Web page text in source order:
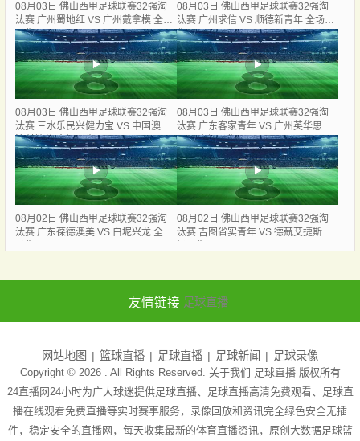
08月03日 佛山西甲足球联赛32强淘
汰赛 广州蜀地红 VS 广州戴拿模 全场
录像
08月03日 佛山西甲足球联赛32强淘
汰赛 广州求信 VS 顺德新青年 全场录
像
08月03日 佛山西甲足球联赛32强淘
汰赛 三水乐民兴健力宝 VS 中国澳门
澳科精英 全场录像
08月03日 佛山西甲足球联赛32强淘
汰赛 广东客家青年 VS 广州英华思力
U17 全场录像
08月02日 佛山西甲足球联赛32强淘
汰赛 广东葆德澳美 VS 白坭兴龙 全场
08月02日 佛山西甲足球联赛32强淘
汰赛 吉图省实青年 VS 德兢艾捷斯 全
友情链接 足球直播
网站地图 篮球直播 足球直播 足球新闻 足球录像
Copyright © 2026 . All Rights Reserved. 关于我们 足球直播版权所有
24直播网24小时为广大球迷提供足球直播、足球直播高清免费观看、足球直
播在线观看免费直播等实时赛事服务，录像回放和资讯完全绿色安全无插
件，稳定安全的直播网，每天收集最新的体育直播资讯，原创大数据足球篮